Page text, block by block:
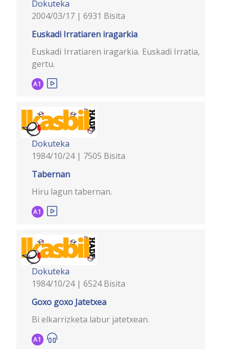
Dokuteka
2004/03/17 | 6931 Bisita
Euskadi Irratiaren iragarkia
Euskadi Irratiaren iragarkia. Euskadi Irratia,
gertu.
A1
Dokuteka
1984/10/24 | 7505 Bisita
Tabernan
Hiru lagun tabernan.
A1
Dokuteka
1984/10/24 | 6524 Bisita
Goxo goxo Jatetxea
Bi elkarrizketa labur jatetxean.
A1